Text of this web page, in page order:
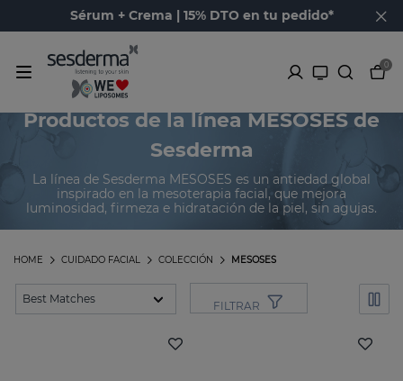
Sérum + Crema | 15% DTO en tu pedido*
0
Productos de la línea MESOSES de
Sesderma
La línea de Sesderma MESOSES es un antiedad global
inspirado en la mesoterapia facial, que mejora
luminosidad, firmeza e hidratación de la piel, sin agujas.
MESOSES
COLECCIÓN
CUIDADO FACIAL
HOME
FILTRAR